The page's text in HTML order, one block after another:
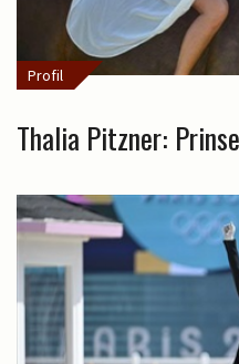
Profil
Thalia Pitzner: